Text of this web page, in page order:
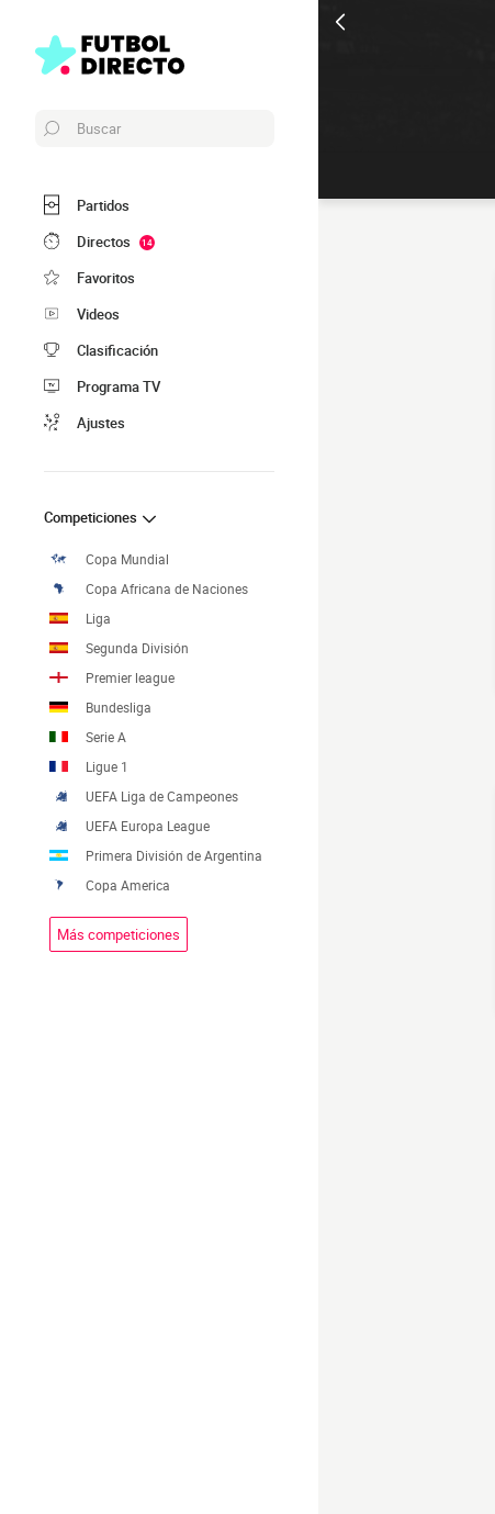
Buscar
Partidos
Directos
14
Favoritos
Videos
Clasificación
Programa TV
Ajustes
Competiciones
Copa Mundial
Copa Africana de Naciones
Liga
Segunda División
Premier league
Bundesliga
Serie A
Ligue 1
UEFA Liga de Campeones
UEFA Europa League
Primera División de Argentina
Copa America
Más competiciones